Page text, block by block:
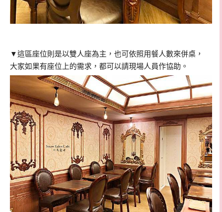
▼這區座位則是以雙人座為主，也可依照用餐人數來併桌，
大家如果有座位上的需求，都可以請現場人員作協助。